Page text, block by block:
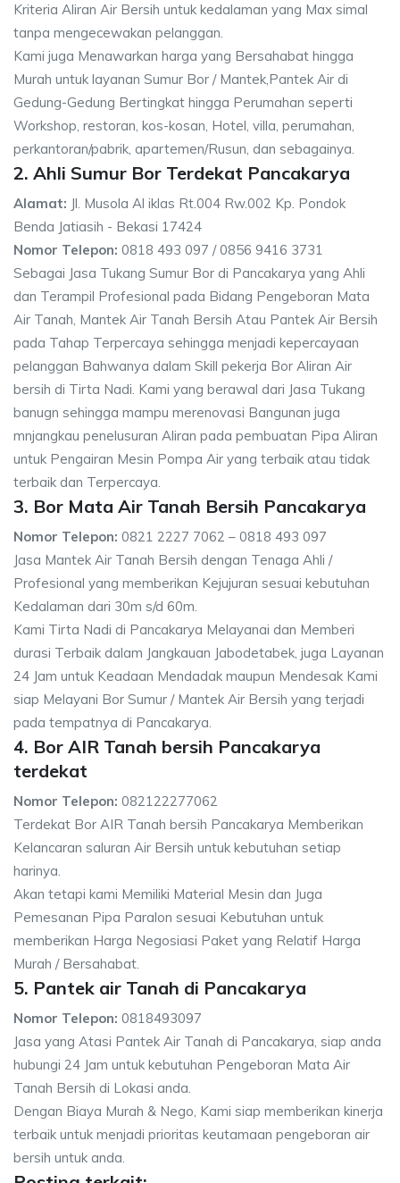
Kriteria Aliran Air Bersih untuk kedalaman yang Max simal
tanpa mengecewakan pelanggan.
Kami juga Menawarkan harga yang Bersahabat hingga
Murah untuk layanan Sumur Bor / Mantek,Pantek Air di
Gedung-Gedung Bertingkat hingga Perumahan seperti
Workshop, restoran, kos-kosan, Hotel, villa, perumahan,
perkantoran/pabrik, apartemen/Rusun, dan sebagainya.
2. Ahli Sumur Bor Terdekat Pancakarya
Alamat: Jl. Musola Al iklas Rt.004 Rw.002 Kp. Pondok
Benda Jatiasih - Bekasi 17424
Nomor Telepon: 0818 493 097 / 0856 9416 3731
Sebagai Jasa Tukang Sumur Bor di Pancakarya yang Ahli
dan Terampil Profesional pada Bidang Pengeboran Mata
Air Tanah, Mantek Air Tanah Bersih Atau Pantek Air Bersih
pada Tahap Terpercaya sehingga menjadi kepercayaan
pelanggan Bahwanya dalam Skill pekerja Bor Aliran Air
bersih di Tirta Nadi. Kami yang berawal dari Jasa Tukang
banugn sehingga mampu merenovasi Bangunan juga
mnjangkau penelusuran Aliran pada pembuatan Pipa Aliran
untuk Pengairan Mesin Pompa Air yang terbaik atau tidak
terbaik dan Terpercaya.
3. Bor Mata Air Tanah Bersih Pancakarya
Nomor Telepon: 0821 2227 7062 – 0818 493 097
Jasa Mantek Air Tanah Bersih dengan Tenaga Ahli /
Profesional yang memberikan Kejujuran sesuai kebutuhan
Kedalaman dari 30m s/d 60m.
Kami Tirta Nadi di Pancakarya Melayanai dan Memberi
durasi Terbaik dalam Jangkauan Jabodetabek, juga Layanan
24 Jam untuk Keadaan Mendadak maupun Mendesak Kami
siap Melayani Bor Sumur / Mantek Air Bersih yang terjadi
pada tempatnya di Pancakarya.
4. Bor AIR Tanah bersih Pancakarya
terdekat
Nomor Telepon: 082122277062
Terdekat Bor AIR Tanah bersih Pancakarya Memberikan
Kelancaran saluran Air Bersih untuk kebutuhan setiap
harinya.
Akan tetapi kami Memiliki Material Mesin dan Juga
Pemesanan Pipa Paralon sesuai Kebutuhan untuk
memberikan Harga Negosiasi Paket yang Relatif Harga
Murah / Bersahabat.
5. Pantek air Tanah di Pancakarya
Nomor Telepon: 0818493097
Jasa yang Atasi Pantek Air Tanah di Pancakarya, siap anda
hubungi 24 Jam untuk kebutuhan Pengeboran Mata Air
Tanah Bersih di Lokasi anda.
Dengan Biaya Murah & Nego, Kami siap memberikan kinerja
terbaik untuk menjadi prioritas keutamaan pengeboran air
bersih untuk anda.